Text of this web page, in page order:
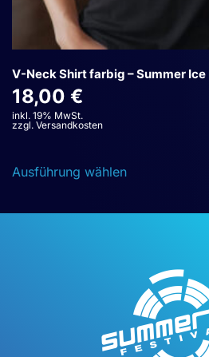
V-Neck Shirt farbig – Summer
18,00 €
inkl. 19% MwSt.
zzgl. Versandkosten
Ausführung wählenProdukt
mehrere
Optionen
können
auf
der